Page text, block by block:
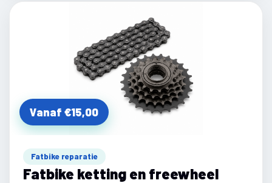
Vanaf €15,00
Fatbike reparatie
Fatbike ketting en freewheel